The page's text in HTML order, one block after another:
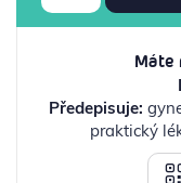
Máte
Předepisuje:
praktický